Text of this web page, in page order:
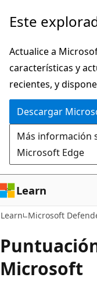
Ir
contenido
principal
Este
Actualice a
características y
recientes, y
Descargar
Más información
Microsoft Edge
Learn
Learn Microsoft
Microsoft